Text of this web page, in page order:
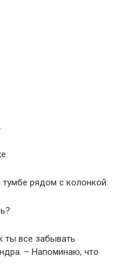
рядом с колонкой.
ты все забывать
– Напоминаю, что